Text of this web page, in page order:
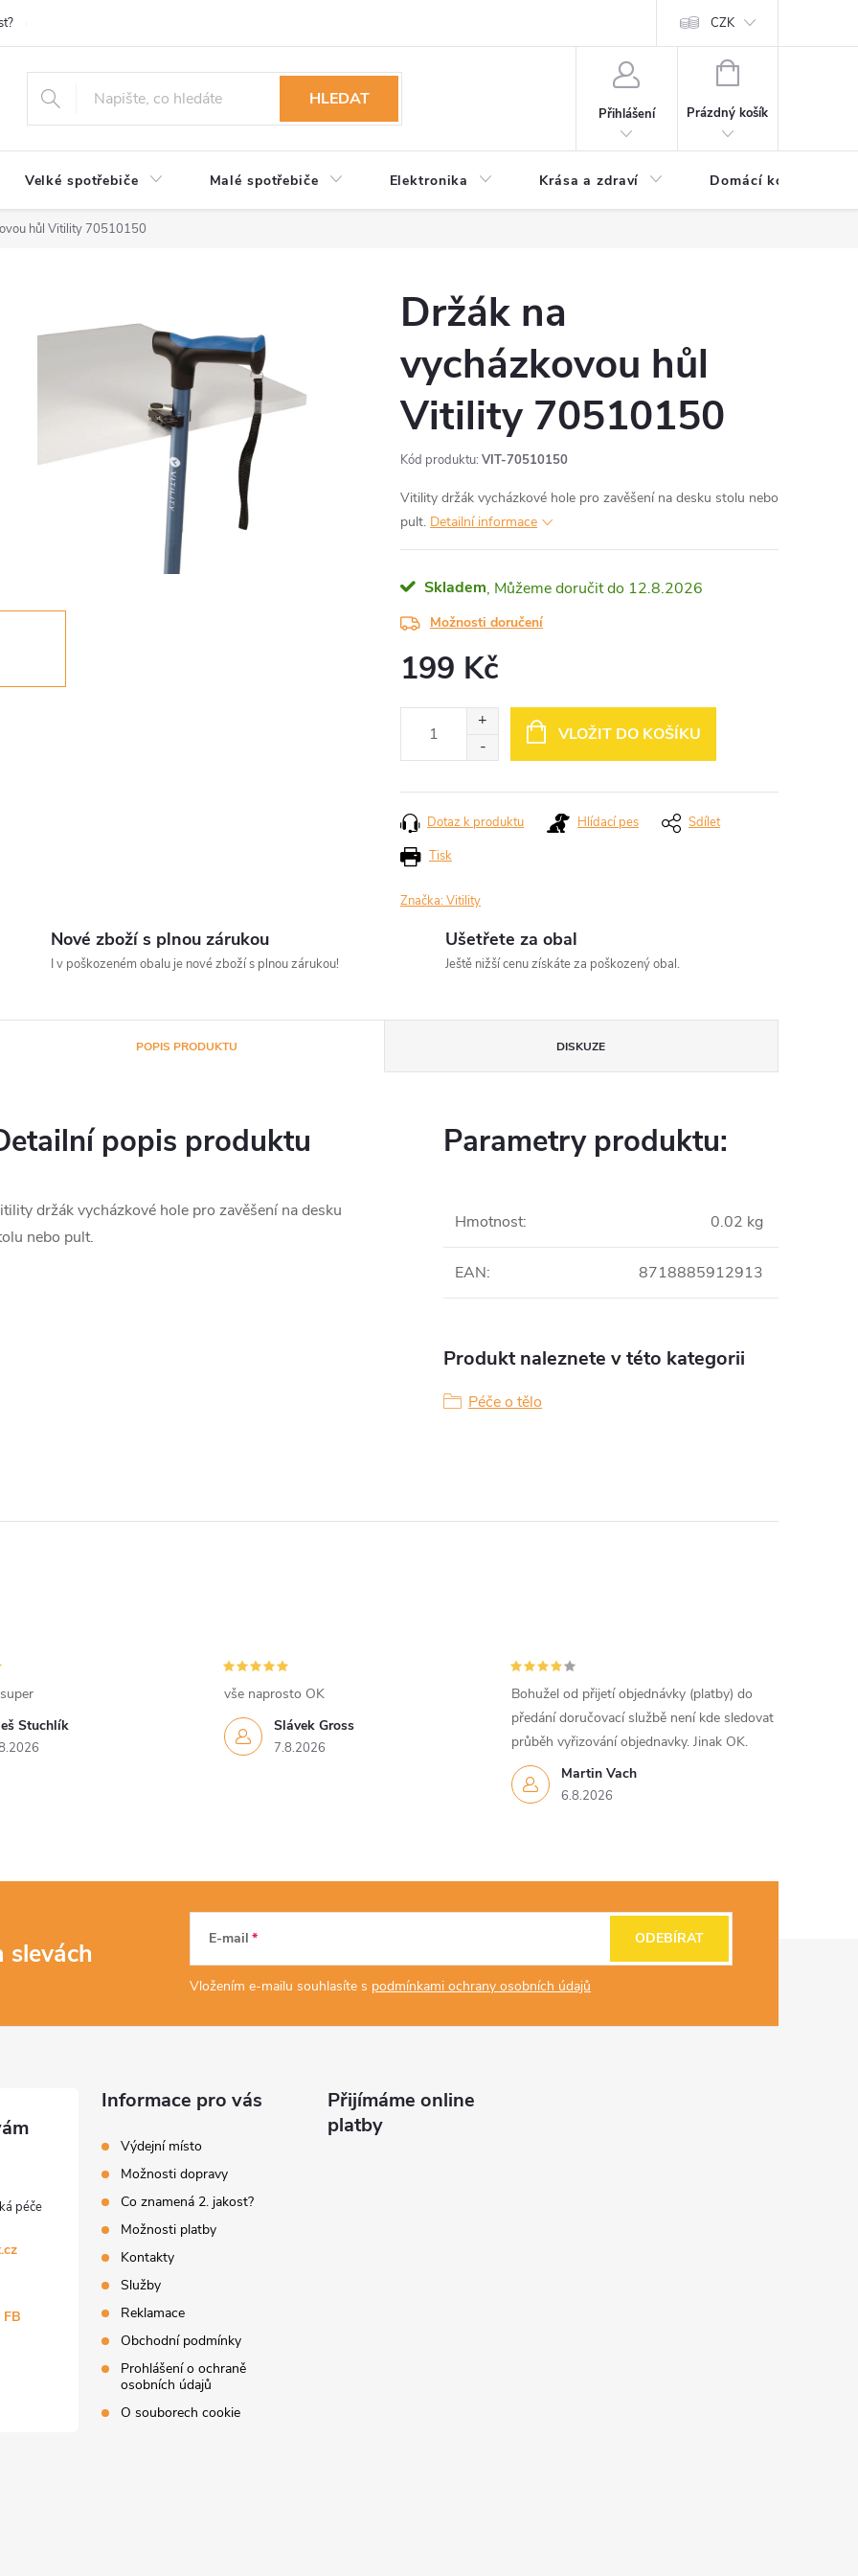
Prohlášení o ochraně osobních údajů
CZK
HLEDAT
Přihlášení
NÁKUPNÍ
Prázdný košík
Velké spotřebiče Malé spotřebiče Elektronika Krása a zdraví Domácí komfort
hůl Vitility 70510150
Držák na
vycházkovou hůl
Vitility 70510150
Kód produktu: VIT-70510150
Vitility držák vycházkové hole pro zavěšení na desku stolu nebo
pult. Detailní informace
Skladem 12.8.2026
Možnosti doručení
199 Kč
VLOŽIT DO KOŠÍKU
Tisk
Dotaz k produktu Hlídací pes Sdílet
Značka:Vitility
Nové zboží s plnou zárukou
I v poškozeném obalu je nové zboží s plnou zárukou!
Ušetřete za obal
Ještě nižší cenu získáte za poškozený obal.
POPIS PRODUKTU DISKUZE
popis produktu
držák vycházkové hole pro zavěšení na desku
nebo pult.
Parametry produktu:
Hmotnost: 0.02 kg
EAN: 8718885912913
Produkt naleznete v této kategorii
Péče o tělo
Stuchlík
Slávek Gross
7.8.2026
vše naprosto OK
Martin Vach
6.8.2026
Bohužel od přijetí objednávky (platby) do
předání doručovací službě není kde sledovat
průběh vyřizování objednavky. Jinak OK.
slevách E-mail
Vložením e-mailu souhlasíte s podmínkami ochrany osobních údajů
ODEBÍRAT
Informace pro vás
Výdejní místo
Možnosti dopravy
Co znamená 2. jakost?
Možnosti platby
Kontakty
Služby
Reklamace
Obchodní podmínky
Prohlášení o ochraně
osobních údajů
O souborech cookie
Přijímáme online
platby